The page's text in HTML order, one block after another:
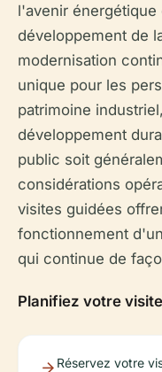
l'avenir énergétique
développement de
modernisation
unique pour les
patrimoine
développement
public soit
considérations
visites guidées
fonctionnement
qui continue de
Planifiez votre
Réservez votre